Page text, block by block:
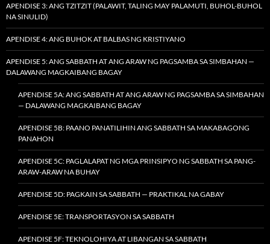
APENDISE 3: ANG TZITZIT (PALAWIT, TALING MAY PALAMUTI, BUHOL-BUHOL
NA SINULID)
APENDISE 4: ANG BUHOK AT BALBAS NG KRISTIYANO
APENDISE 5: ANG SABBATH AT ANG ARAW NG PAGSAMBA SA SIMBAHAN —
DALAWANG MAGKAIBANG BAGAY
APENDISE 5A: ANG SABBATH AT ANG ARAW NG PAGSAMBA SA SIMBAHAN
— DALAWANG MAGKAIBANG BAGAY
APENDISE 5B: PAANO PANATILIHIN ANG SABBATH SA MAKABAGONG
PANAHON
APENDISE 5C: PAGLALAPAT NG MGA PRINSIPYO NG SABBATH SA PANG-
ARAW-ARAW NA BUHAY
APENDISE 5D: PAGKAIN SA SABBATH — PRAKTIKAL NA GABAY
APENDISE 5E: TRANSPORTASYON SA SABBATH
APENDISE 5F: TEKNOLOHIYA AT LIBANGAN SA SABBATH